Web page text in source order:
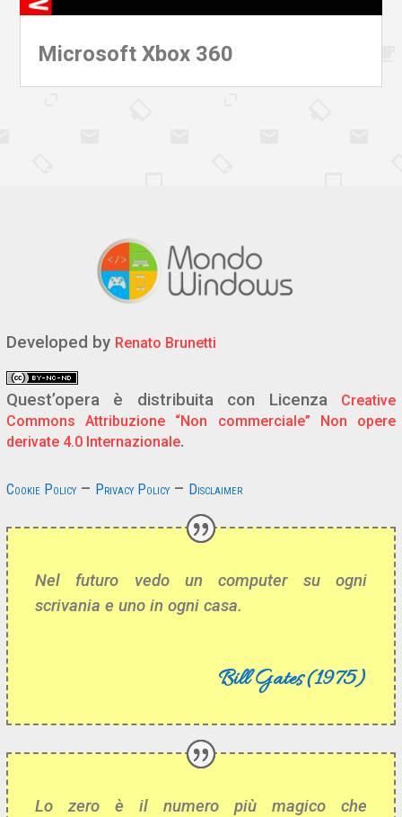
Microsoft Xbox 360
Developed by Renato Brunetti
Quest’opera è distribuita con Licenza
Creative
Commons Attribuzione “Non commerciale” Non opere
derivate 4.0 Internazionale.
Cookie Policy– Privacy Policy– Disclaimer
Nel futuro vedo un computer su ogni
scrivania e uno in ogni casa.
Bill Gates (1975)
Lo zero è il numero più magico che